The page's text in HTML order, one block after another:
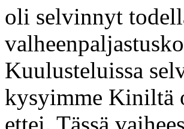
oli selvinnyt
Kuulusteluissa
kysyimme Kiniltä